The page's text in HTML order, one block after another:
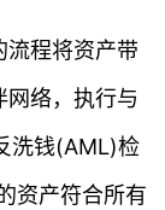
流程将资产带
络，执行与
洗钱(AML)检
资产符合所有